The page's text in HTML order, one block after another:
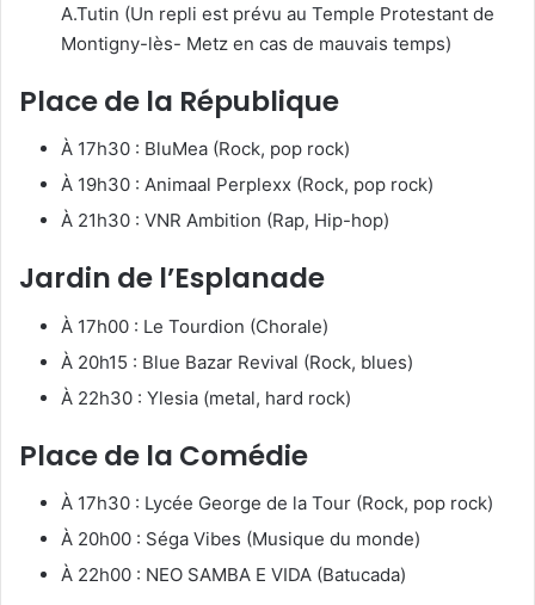
A.Tutin (Un repli est prévu au Temple Protestant de
Montigny-lès- Metz en cas de mauvais temps)
Place de la République
À 17h30 : BluMea (Rock, pop rock)
À 19h30 : Animaal Perplexx (Rock, pop rock)
À 21h30 : VNR Ambition (Rap, Hip-hop)
Jardin de l’Esplanade
À 17h00 : Le Tourdion (Chorale)
À 20h15 : Blue Bazar Revival (Rock, blues)
À 22h30 : Ylesia (metal, hard rock)
Place de la Comédie
À 17h30 : Lycée George de la Tour (Rock, pop rock)
À 20h00 : Séga Vibes (Musique du monde)
À 22h00 : NEO SAMBA E VIDA (Batucada)